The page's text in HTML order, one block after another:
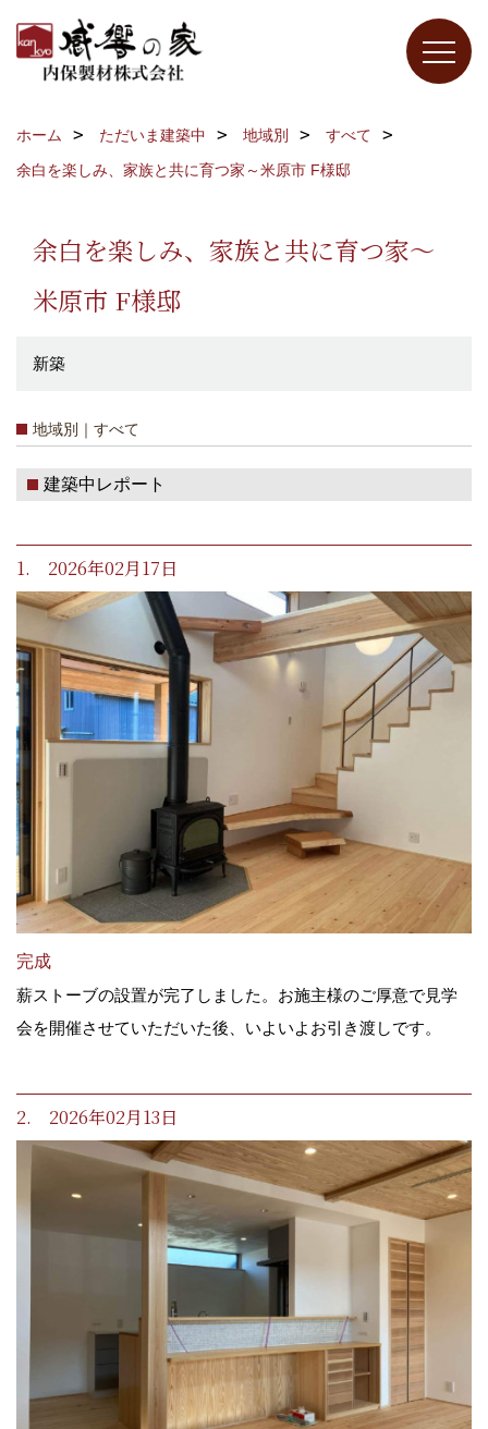
ホーム ただいま建築中 地域別
すべて
余白を楽しみ、家族と共に育つ家～米原市 F様邸
余白を楽しみ、家族と共に育つ家～
米原市 F様邸
新築
地域別｜すべて
建築中レポート
1. 2026年02月17日
完成
薪ストーブの設置が完了しました。お施主様のご厚意で見学
会を開催させていただいた後、いよいよお引き渡しです。
2. 2026年02月13日